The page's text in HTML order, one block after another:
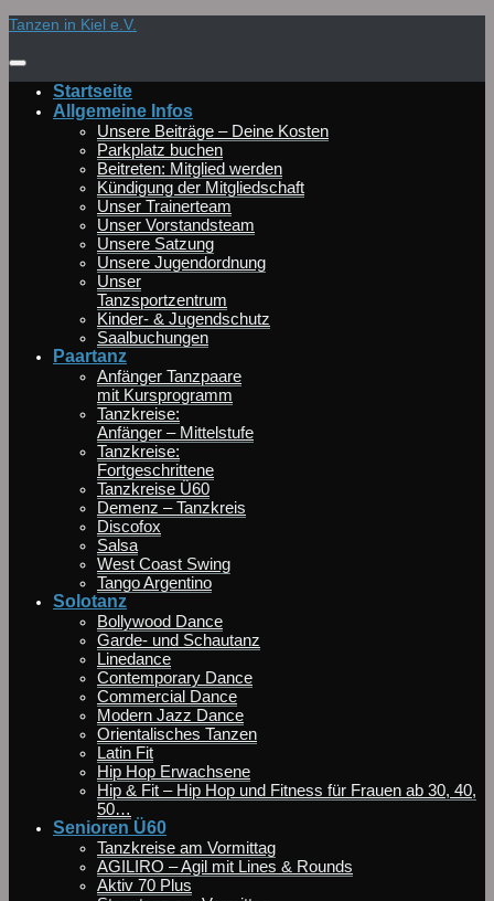
Zum
springen
Tanzen in Kiel e.V.
Startseite
Allgemeine Infos
Unsere Beiträge – Deine Kosten
Parkplatz buchen
Beitreten: Mitglied werden
Kündigung der Mitgliedschaft
Unser Trainerteam
Unser Vorstandsteam
Unsere Satzung
Unsere Jugendordnung
Unser
Tanzsportzentrum
Kinder- & Jugendschutz
Saalbuchungen
Paartanz
Anfänger Tanzpaare
mit Kursprogramm
Tanzkreise:
Anfänger – Mittelstufe
Tanzkreise:
Fortgeschrittene
Tanzkreise Ü60
Demenz – Tanzkreis
Discofox
Salsa
West Coast Swing
Tango Argentino
Solotanz
Bollywood Dance
Garde- und Schautanz
Linedance
Contemporary Dance
Commercial Dance
Modern Jazz Dance
Orientalisches Tanzen
Latin Fit
Hip Hop Erwachsene
Hip & Fit – Hip Hop und Fitness für Frauen ab 30, 40,
50…
Senioren Ü60
Tanzkreise am Vormittag
AGILIRO – Agil mit Lines & Rounds
Aktiv 70 Plus